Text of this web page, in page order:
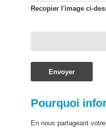
Recopier l'image ci-
Pourquoi
En nous partageant